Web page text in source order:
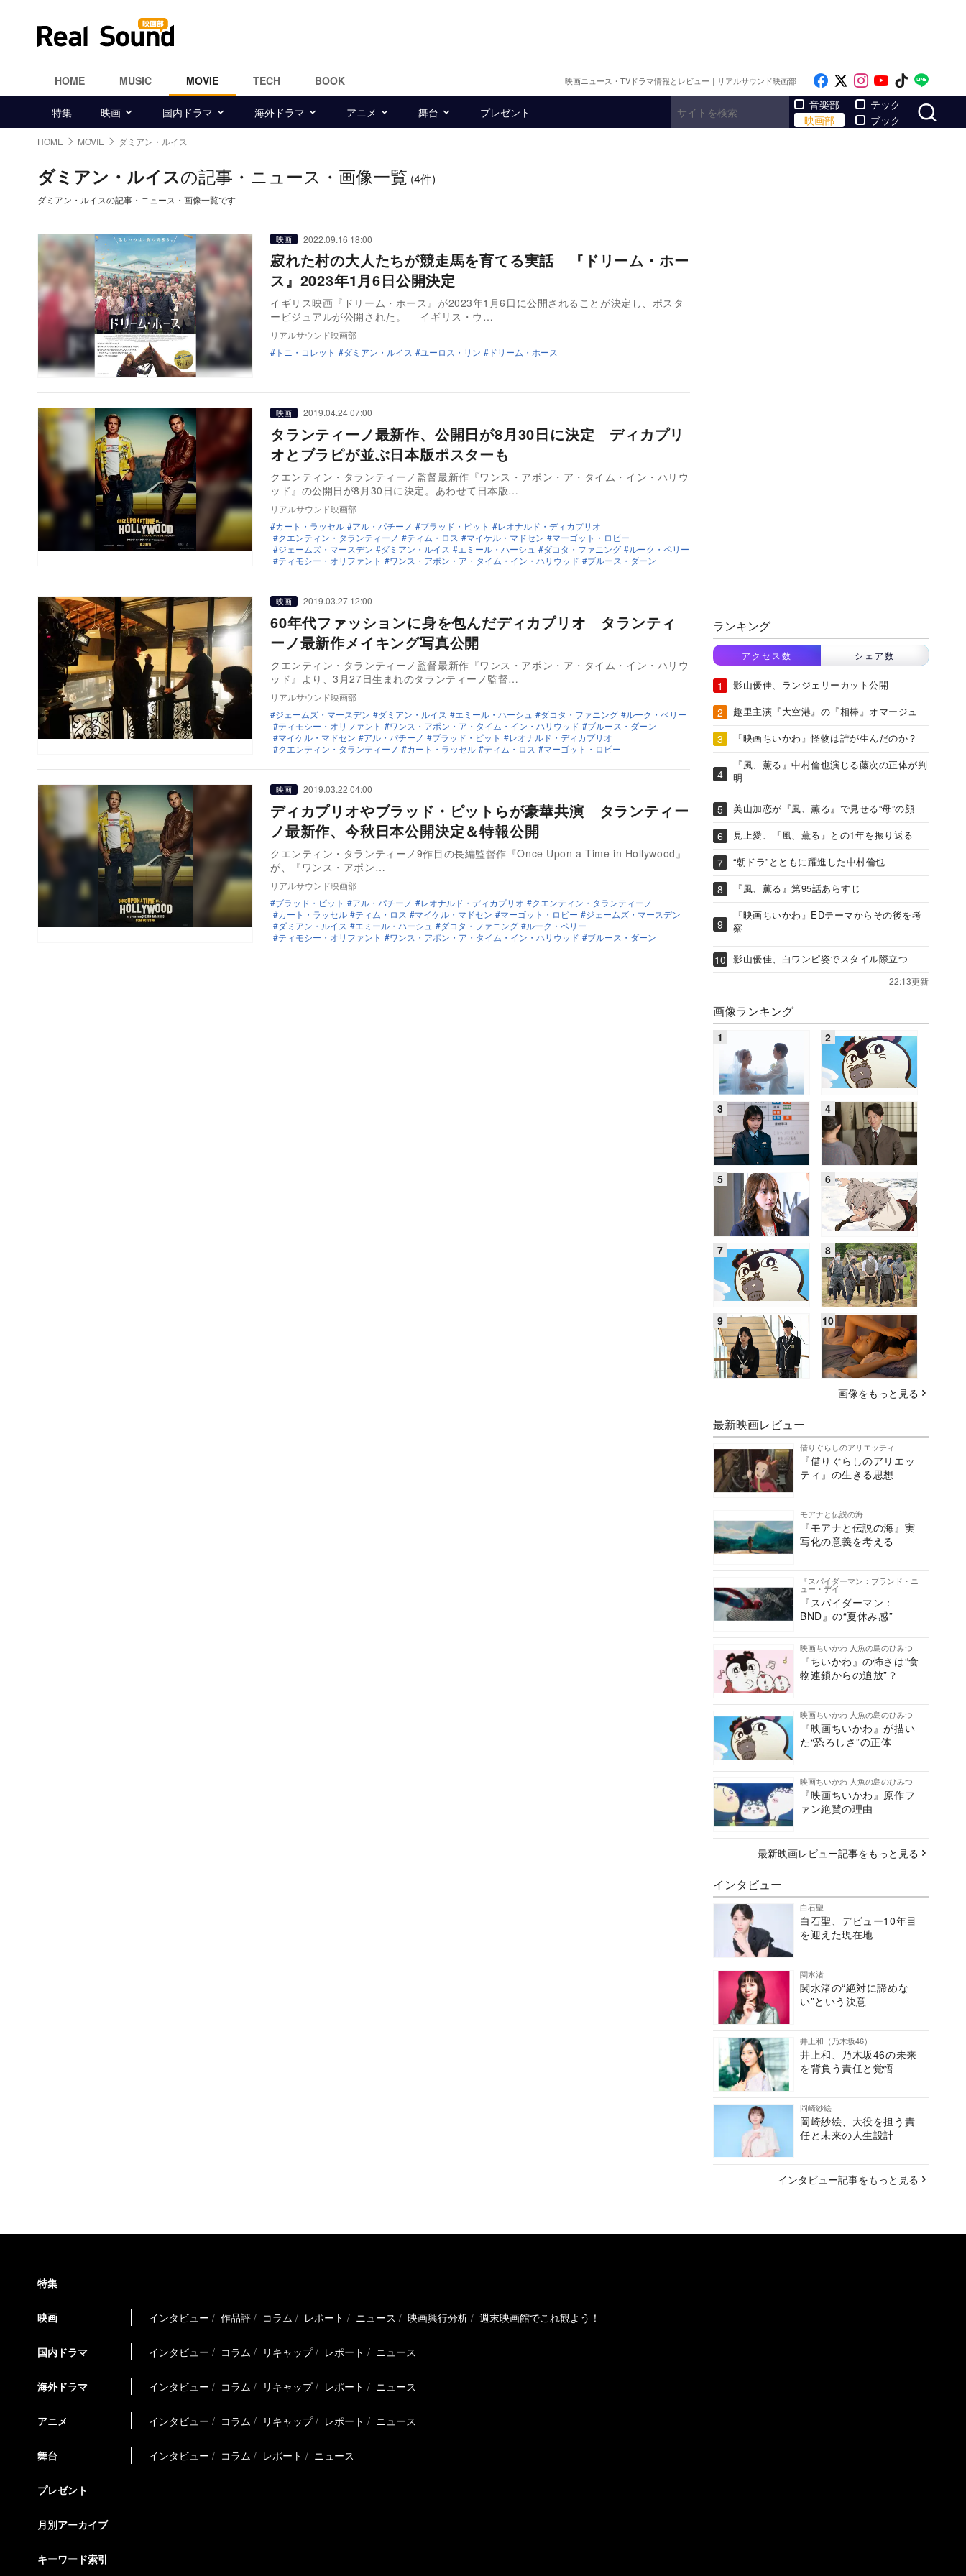
HOME MUSIC MOVIE TECH BOOK 映画ニュース・TVドラマ情報とレビュー｜リアルサウンド映画部 Like on Facebook
Follow on x
Follow on
Follow on
Follow
特集 映画 国内ドラマ 海外ドラマ アニメ 舞台 プレゼント
音楽部
映画部
テック
ブック
HOME MOVIE ダミアン・ルイス
ダミアン・ルイスの記事・ニュース・画像一覧 (4件)
ダミアン・ルイスの記事・ニュース・画像一覧です
映画 2022.09.16 18:00
寂れた村の大人たちが競走馬を育てる実話 『ドリーム・ホー
ス』2023年1月6日公開決定
イギリス映画『ドリーム・ホース』が2023年1月6日に公開されることが決定し、ポスタ
ービジュアルが公開された。 イギリス・ウ…
リアルサウンド映画部
トニ・コレット
ダミアン・ルイス ユーロス・リン ドリーム・ホース
映画 2019.04.24 07:00
タランティーノ最新作、公開日が8月30日に決定 ディカプリ
オとブラピが並ぶ日本版ポスターも
クエンティン・タランティーノ監督最新作『ワンス・アポン・ア・タイム・イン・ハリウ
ッド』の公開日が8月30日に決定。あわせて日本版…
リアルサウンド映画部
カート・ラッセル
アル・パチーノ ブラッド・ピット
レオナルド・ディカプリオ
クエンティン・タランティーノ
ティム・ロス マイケル・マドセン
マーゴット・ロビー
ジェームズ・マースデン
ダミアン・ルイス エミール・ハーシュ ダコタ・ファニング
ルーク・ペリー
ティモシー・オリファント
ワンス・アポン・ア・タイム・イン・ハリウッド ブルース・ダーン
映画 2019.03.27 12:00
60年代ファッションに身を包んだディカプリオ タランティ
ーノ最新作メイキング写真公開
クエンティン・タランティーノ監督最新作『ワンス・アポン・ア・タイム・イン・ハリウ
ッド』より、3月27日生まれのタランティーノ監督…
リアルサウンド映画部
ジェームズ・マースデン
ダミアン・ルイス エミール・ハーシュ ダコタ・ファニング
ルーク・ペリー
ティモシー・オリファント
ワンス・アポン・ア・タイム・イン・ハリウッド
ブルース・ダーン
マイケル・マドセン
アル・パチーノ ブラッド・ピット
レオナルド・ディカプリオ
クエンティン・タランティーノ
カート・ラッセル ティム・ロス マーゴット・ロビー
映画 2019.03.22 04:00
ディカプリオやブラッド・ピットらが豪華共演 タランティー
ノ最新作、今秋日本公開決定＆特報公開
クエンティン・タランティーノ9作目の長編監督作『Once Upon a Time in Hollywood』
が、『ワンス・アポン…
リアルサウンド映画部
ブラッド・ピット
アル・パチーノ レオナルド・ディカプリオ
クエンティン・タランティーノ
カート・ラッセル
ティム・ロス マイケル・マドセン マーゴット・ロビー
ジェームズ・マースデン
ダミアン・ルイス
エミール・ハーシュ ダコタ・ファニング
ルーク・ペリー
ティモシー・オリファント
ワンス・アポン・ア・タイム・イン・ハリウッド ブルース・ダーン
ランキング
アクセス数 シェア数
影山優佳、ランジェリーカット公開
趣里主演『大空港』の『相棒』オマージュ
『映画ちいかわ』怪物は誰が生んだのか？
『風、薫る』中村倫也演じる藤次の正体が判
明
美山加恋が『風、薫る』で見せる“母”の顔
見上愛、『風、薫る』との1年を振り返る
“朝ドラ”とともに躍進した中村倫也
『風、薫る』第95話あらすじ
『映画ちいかわ』EDテーマからその後を考
察
影山優佳、白ワンピ姿でスタイル際立つ
22:13更新
画像ランキング
画像をもっと見る
最新映画レビュー
借りぐらしのアリエッティ
『借りぐらしのアリエッ
ティ』の生きる思想
モアナと伝説の海
『モアナと伝説の海』実
写化の意義を考える
『スパイダーマン：ブランド・ニ
ュー・デイ
『スパイダーマン：
BND』の“夏休み感”
映画ちいかわ 人魚の島のひみつ
『ちいかわ』の怖さは“食
物連鎖からの追放”？
映画ちいかわ 人魚の島のひみつ
『映画ちいかわ』が描い
た“恐ろしさ”の正体
映画ちいかわ 人魚の島のひみつ
『映画ちいかわ』原作フ
ァン絶賛の理由
最新映画レビュー記事をもっと見る
インタビュー
白石聖
白石聖、デビュー10年目
を迎えた現在地
関水渚
関水渚の“絶対に諦めな
い”という決意
井上和（乃木坂46）
井上和、乃木坂46の未来
を背負う責任と覚悟
岡崎紗絵
岡崎紗絵、大役を担う責
任と未来の人生設計
インタビュー記事をもっと見る
特集
映画 インタビュー 作品評 コラム レポート ニュース 映画興行分析 週末映画館でこれ観よう！
国内ドラマ インタビュー コラム リキャップ レポート ニュース
海外ドラマ インタビュー コラム リキャップ レポート ニュース
アニメ インタビュー コラム リキャップ レポート ニュース
舞台 インタビュー コラム レポート ニュース
プレゼント
月別アーカイブ
キーワード索引